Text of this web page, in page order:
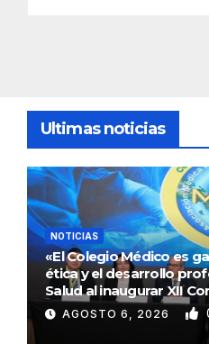
Ultimas noticias
NOTICIAS
«El Colegio Médico es
ética y el desarrollo
Salud al inaugurar XII
AGOSTO 6, 2026